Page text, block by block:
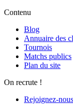
Contenu
Blog
Annuaire des
Tournois
Matchs publics
Plan du site
On recrute !
Rejoignez-nous